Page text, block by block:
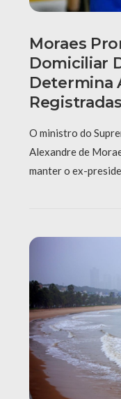
Moraes
Domiciliar
Determina
O ministro do
Alexandre de
manter o ex-